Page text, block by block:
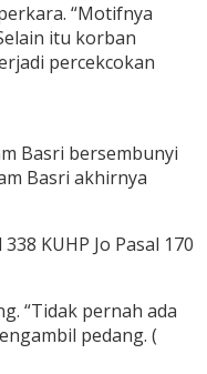
“Motifnya
itu korban
percekcokan
Basri bersembunyi
Basri akhirnya
KUHP Jo Pasal 170
“Tidak pernah ada
pedang. (